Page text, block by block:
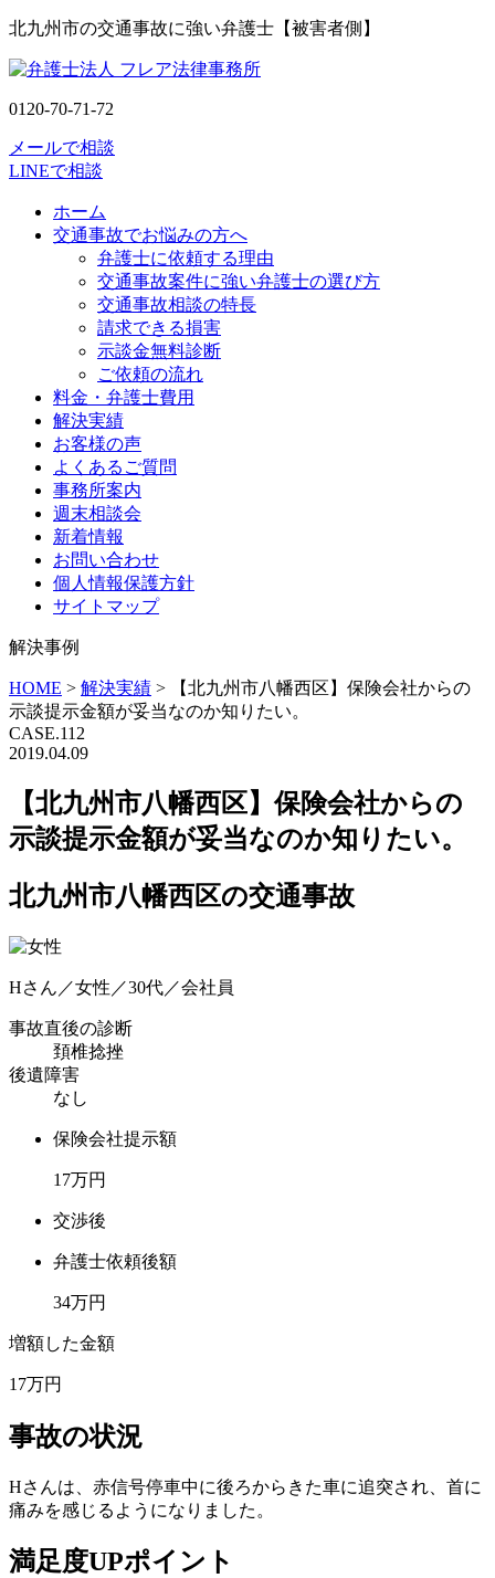
北九州市の交通事故に強い弁護士【被害者側】
0120-70-71-72
メールで相談
LINEで相談
ホーム
交通事故でお悩みの方へ
弁護士に依頼する理由
交通事故案件に強い弁護士の選び方
交通事故相談の特長
請求できる損害
示談金無料診断
ご依頼の流れ
料金・弁護士費用
解決実績
お客様の声
よくあるご質問
事務所案内
週末相談会
新着情報
お問い合わせ
個人情報保護方針
サイトマップ
解決事例
HOME > 解決実績 >
【北九州市八幡西区】保険会社からの
示談提示金額が妥当なのか知りたい。
CASE.112
2019.04.09
【北九州市八幡西区】保険会社からの
示談提示金額が妥当なのか知りたい。
北九州市八幡西区の交通事故
Hさん／女性／30代／会社員
事故直後の診断
頚椎捻挫
後遺障害
なし
保険会社提示額
17万円
交渉後
弁護士依頼後額
34万円
増額した金額
17万円
事故の状況
Hさんは、赤信号停車中に後ろからきた車に追突され、首に
痛みを感じるようになりました。
満足度UPポイント